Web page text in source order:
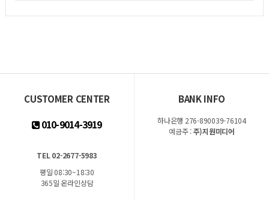
CUSTOMER CENTER
010-9014-3919
TEL 02-2677-5983
평일 08:30~18:30
365일 온라인상담
BANK INFO
하나은행 276-890039-76104
예금주 :주)지원미디어